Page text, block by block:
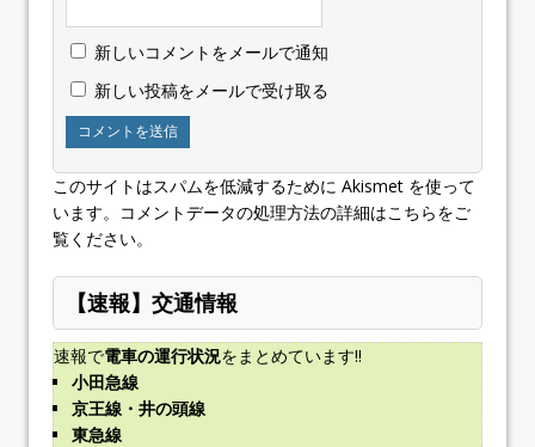
新しいコメントをメールで通知
新しい投稿をメールで受け取る
このサイトはスパムを低減するために Akismet を使って
います。 コメントデータの処理方法の詳細はこちらをご
覧ください。
【速報】交通情報
速報で電車の運行状況をまとめています!!
小田急線
京王線・井の頭線
東急線